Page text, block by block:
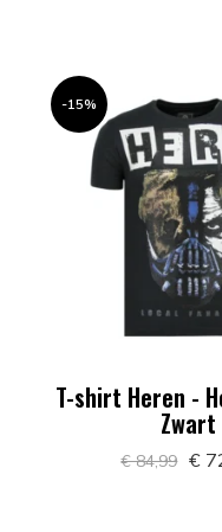
-15%
T-shirt Heren -
Zwart
€ 84,99 €